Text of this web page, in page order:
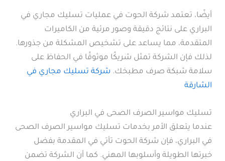
أيضًا، تعتمد شركة الحوت في عمليات تسليك مجاري في
البراري على نتائج دقيقة وصور مرئية من الكاميرات
المتقدمة، مما يساعد على تشخيص المشكلة من جذورها.
لذلك فإن الشركة تمثل شريكًا موثوقًا في الحفاظ على
سلامة شبكة صرف مطبخك. شركة تسليك مجاري في
الشارقة
تسليك مواسير الصرف الصحى في البراري
عندما يتعلق الأمر بخدمات تسليك مواسير الصرف الصحى
في البراري، فإن شركة الحوت تأتي في المقدمة بفضل
خبرتها الطويلة وأسلوبها المهني. كما أن الشركة تضمن